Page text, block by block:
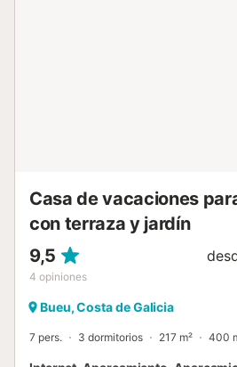
Casa de vacaciones
con terraza y jardín
9,5
4 opiniones
Bueu, Costa de Galicia
7 pers. 3 dormitorios 217 m² 400